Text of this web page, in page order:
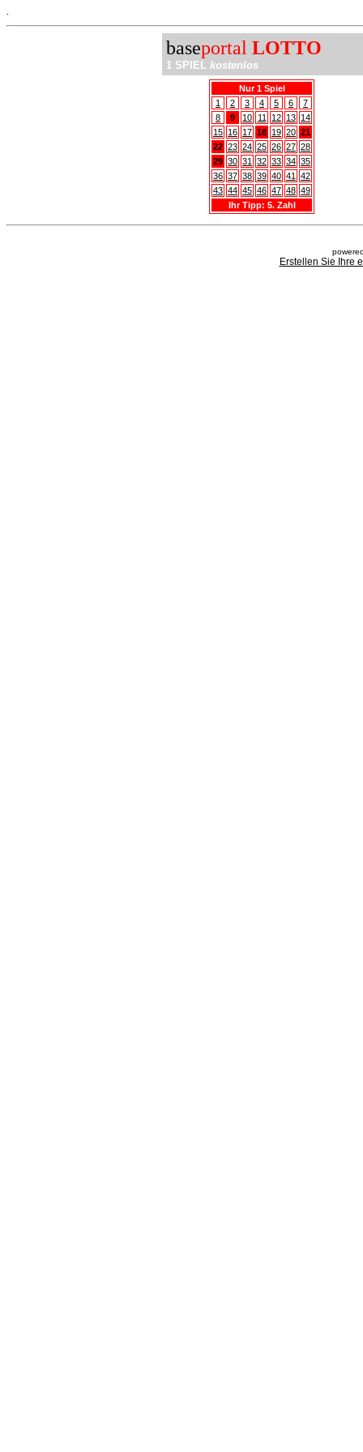
baseportal LOTTO
1 SPIEL kostenlos
Nur 1 Spiel
1
2 3 4 5 6
7
8
9 10 11 12 13 14
15 16 17 18 19 20 21
22 23 24 25 26 27 28
29 30 31 32 33 34 35
36 37 38 39 40 41
42
43 44 45 46 47 48 49
Ihr Tipp: 5. Zahl
Erstellen Sie Ihre